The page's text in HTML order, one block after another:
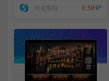
智者熊猫 0.58💎